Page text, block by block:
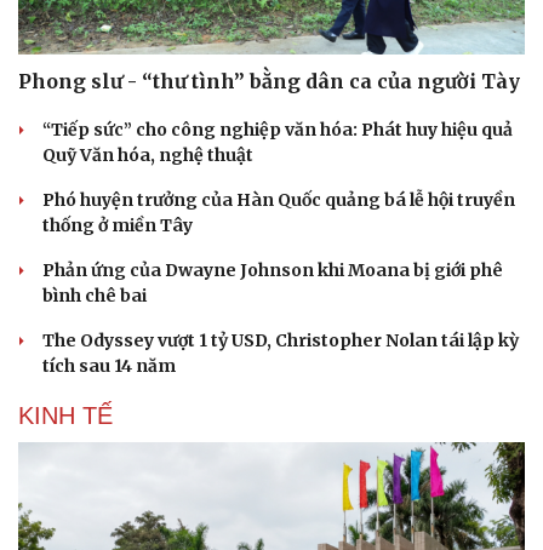
Phong slư - “thư tình” bằng dân ca của người Tày
“Tiếp sức” cho công nghiệp văn hóa: Phát huy hiệu quả
Quỹ Văn hóa, nghệ thuật
Phó huyện trưởng của Hàn Quốc quảng bá lễ hội truyền
thống ở miền Tây
Phản ứng của Dwayne Johnson khi Moana bị giới phê
bình chê bai
The Odyssey vượt 1 tỷ USD, Christopher Nolan tái lập kỳ
tích sau 14 năm
KINH TẾ